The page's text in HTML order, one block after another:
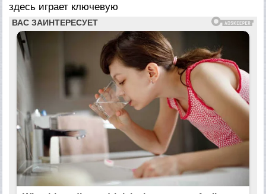
здесь играет ключевую